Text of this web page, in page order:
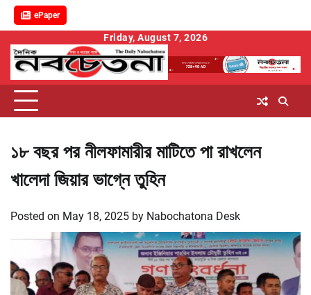
ePaper
content
Friday, August 7, 2026
১৮ বছর পর নীলফামারীর মাটিতে পা রাখলেন
খালেদা জিয়ার ভাগ্নে তুহিন
Posted on May 18, 2025 by Nabochatona Desk